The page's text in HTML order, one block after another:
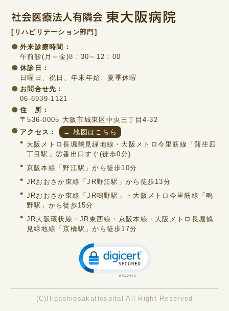
[リハビリテーション部門]
外来診療時間：
午前診(月～金)8：30～12：00
休診日：
日曜日、祝日、年末年始、夏季休暇
お問合せ先：
06-6939-1121
住 所：
〒536-0005 大阪市城東区中央三丁目4-32
アクセス：
→ 地図はこちら
大阪メトロ長堀鶴見緑地線・大阪メトロ今里筋線「蒲生四
丁目駅」⑦番出口すぐ(徒歩0分)
京阪本線「野江駅」から徒歩10分
JRおおさか東線「JR野江駅」から徒歩13分
JRおおさか東線「JR鴫野駅」・大阪メトロ今里筋線「鴫
野駅」から徒歩15分
JR大阪環状線・JR東西線・京阪本線・大阪メトロ長堀鶴
見緑地線「京橋駅」から徒歩17分
(C)HigashiosakaHospital All Right Reserved